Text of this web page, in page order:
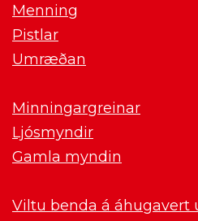
Menning
Pistlar
Umræðan
Minningargreinar
Ljósmyndir
Gamla myndin
Viltu benda á áhugavert